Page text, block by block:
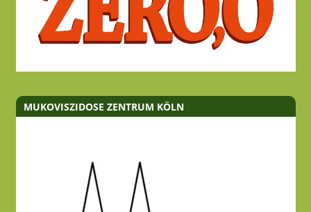
MUKOVISZIDOSE ZENTRUM KÖLN